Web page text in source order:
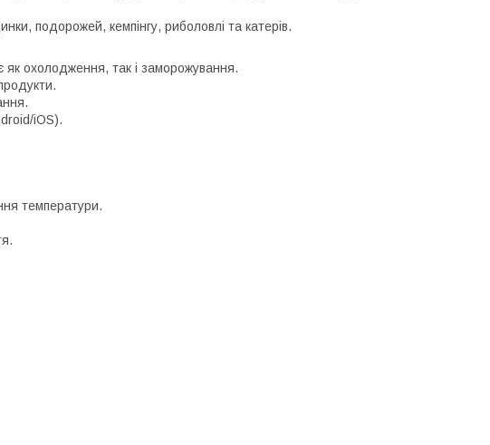
подорожей, кемпінгу, риболовлі та катерів.
як охолодження, так і заморожування.
iOS).
температури.